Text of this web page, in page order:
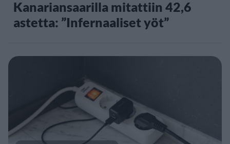
Kanariansaarilla mitattiin 42,6
astetta: ”Infernaaliset yöt”